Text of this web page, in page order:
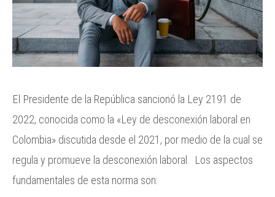
El Presidente de la República sancionó la Ley 2191 de
2022, conocida como la «Ley de desconexión laboral en
Colombia» discutida desde el 2021, por medio de la cual se
regula y promueve la desconexión laboral. Los aspectos
fundamentales de esta norma son: